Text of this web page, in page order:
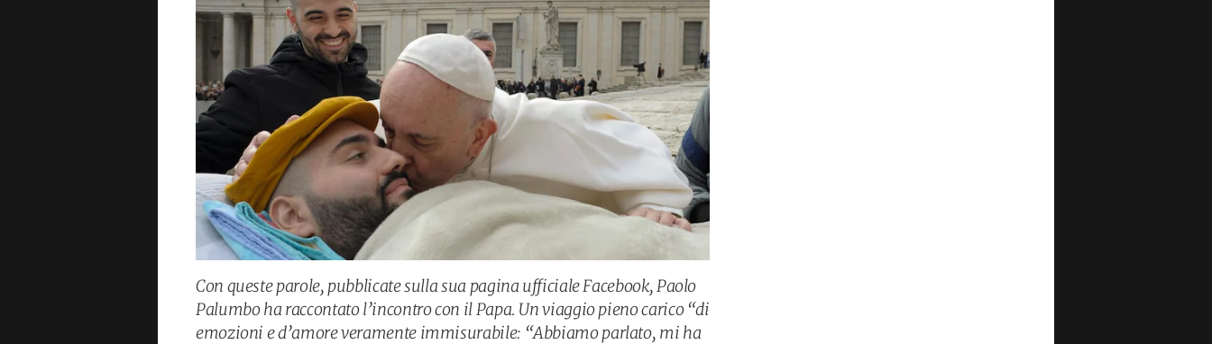
Con queste parole, pubblicate sulla sua pagina ufficiale Facebook, Paolo
Palumbo ha raccontato l’incontro con il Papa. Un viaggio pieno carico “di
emozioni e d’amore veramente immisurabile: “Abbiamo parlato, mi ha